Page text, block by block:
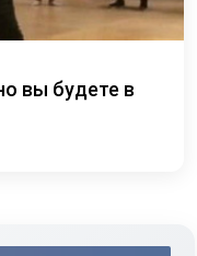
вы будете в